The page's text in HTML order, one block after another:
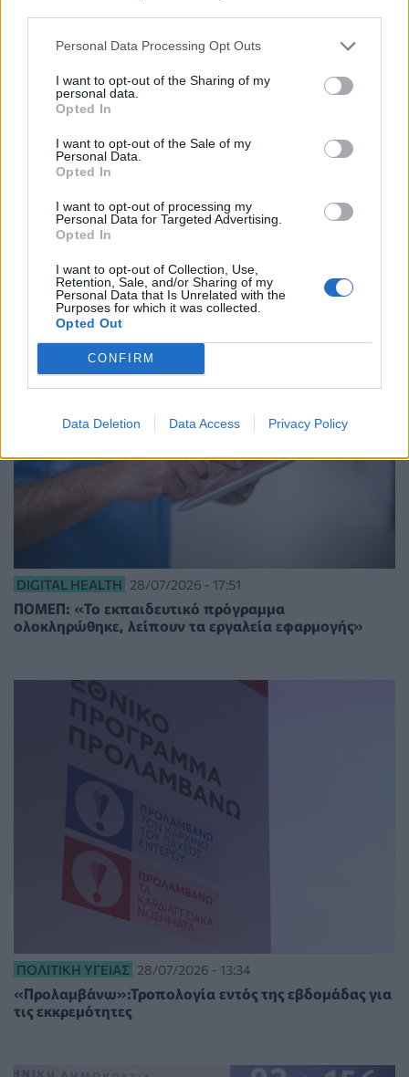
Personal Data Processing Opt Outs
I want to opt-out of the Sharing of my
personal data.
Opted In
I want to opt-out of the Sale of my
Personal Data.
Opted In
I want to opt-out of processing my
Personal Data for Targeted Advertising.
Opted In
I want to opt-out of Collection, Use,
Retention, Sale, and/or Sharing of my
Personal Data that Is Unrelated with the
Purposes for which it was collected.
Opted Out
CONFIRM
Data Deletion Data Access Privacy Policy
07/08/2026 - 09:00
Αποστολή e-mail από το Υπουργείο Υγείας για
ασφαλή κολύμβηση
DIGITAL HEALTH 28/07/2026 - 17:51
ΠΟΜΕΠ: «Το εκπαιδευτικό πρόγραμμα
ολοκληρώθηκε, λείπουν τα εργαλεία εφαρμογής»
ΠΟΛΙΤΙΚΉ ΥΓΕΊΑΣ 28/07/2026 - 13:34
«Προλαμβάνω»:Τροπολογία εντός της εβδομάδας για
τις εκκρεμότητες